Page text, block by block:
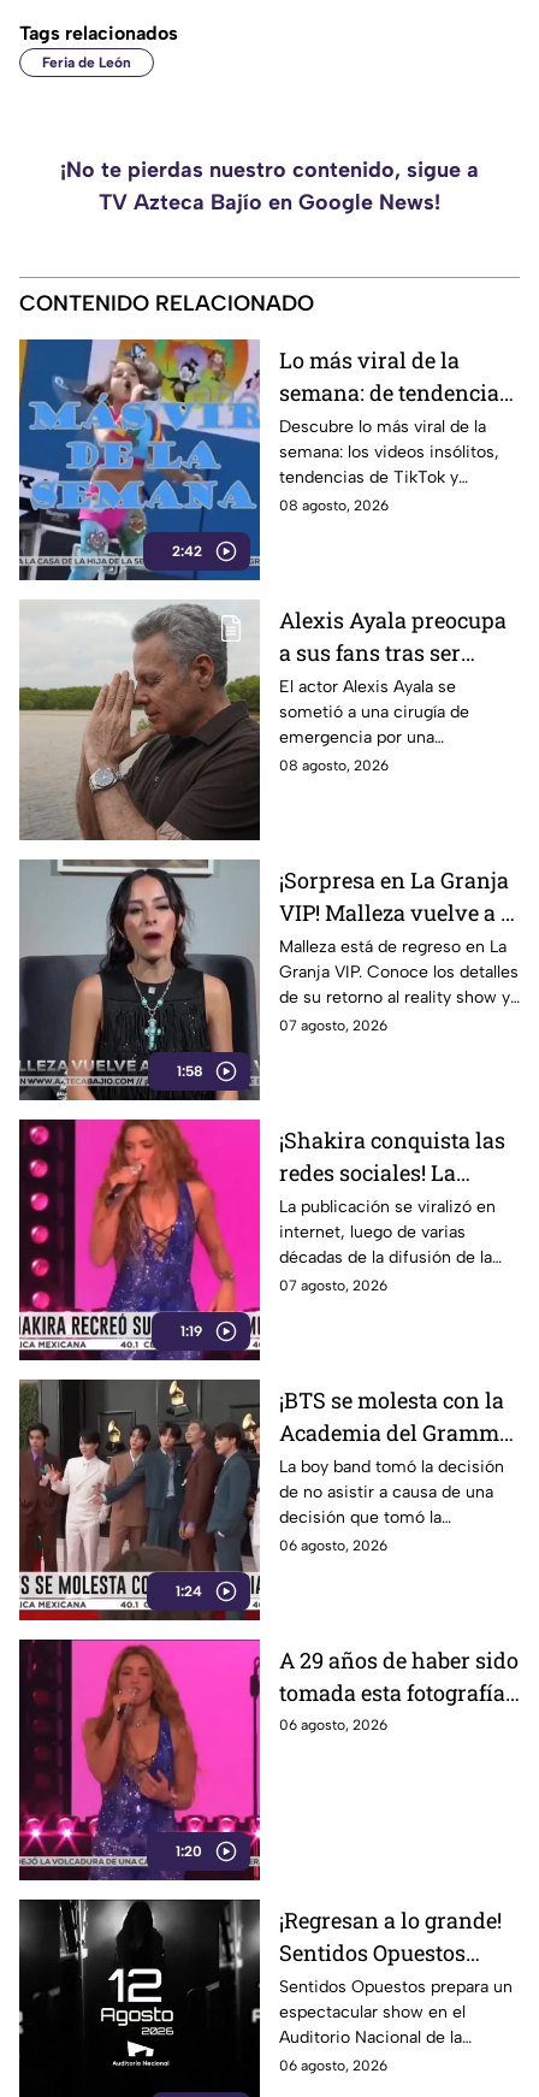
Tags relacionados
Feria de León
¡No te pierdas nuestro contenido, sigue a
TV Azteca Bajío en Google News!
CONTENIDO RELACIONADO
2:42
Lo más viral de la
semana: de tendencias
en TikTok a momentos
insólitos
Descubre lo más viral de la
semana: los videos insólitos,
tendencias de TikTok y
momentos que se volvieron
08 agosto, 2026
Alexis Ayala preocupa
a sus fans tras ser
sometido a una cirugía
de emergencia ¿Cuál es
su salud?
El actor Alexis Ayala se
sometió a una cirugía de
emergencia por una
complicación de salud.
08 agosto, 2026
1:58
¡Sorpresa en La Granja
VIP! Malleza vuelve a la
competencia y sacude
la casa
Malleza está de regreso en La
Granja VIP. Conoce los detalles
de su retorno al reality show y
las primeras reacciones entre
07 agosto, 2026
1:19
¡Shakira conquista las
redes sociales! La
cantante colombiana
recrea icónico meme
La publicación se viralizó en
internet, luego de varias
décadas de la difusión de la
imagen.
07 agosto, 2026
1:24
¡BTS se molesta con la
Academia del Grammy!
Conoce la razón de la
agrupación
La boy band tomó la decisión
de no asistir a causa de una
decisión que tomó la
Academia.
06 agosto, 2026
1:20
A 29 años de haber sido
tomada esta fotografía,
Shakira recrea uno de
06 agosto, 2026
¡Regresan a lo grande!
Sentidos Opuestos
alista show inolvidable
en el Auditorio
Nacional
Sentidos Opuestos prepara un
espectacular show en el
Auditorio Nacional de la
CDMX. Descubre las fechas,
06 agosto, 2026